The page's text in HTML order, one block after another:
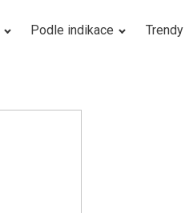
Podle indikace Trendy